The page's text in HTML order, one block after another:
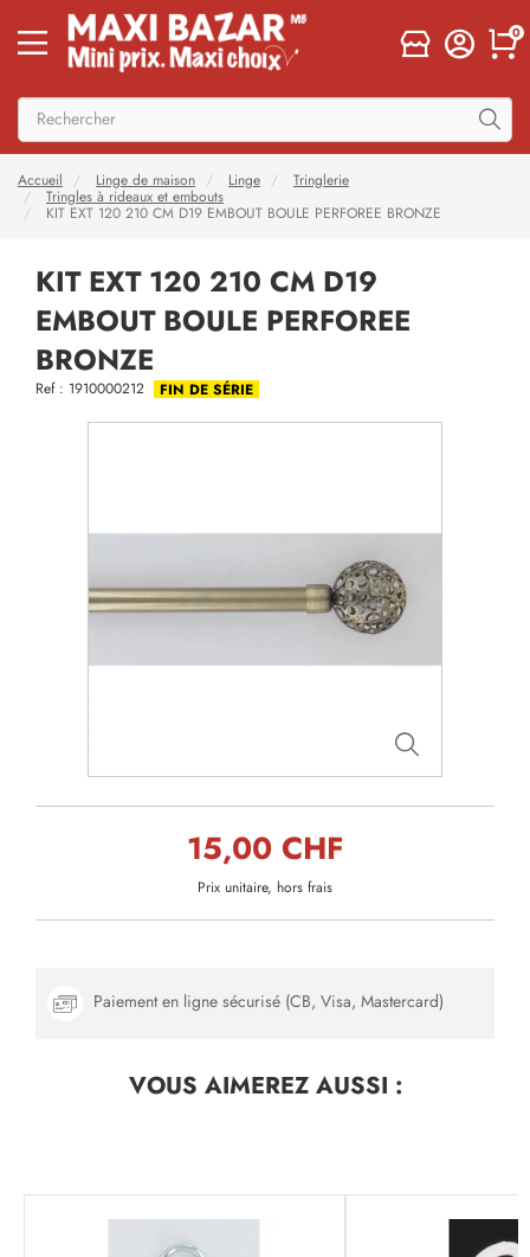
0
Accueil Linge de maison Linge
Tringlerie
Tringles à rideaux et embouts
KIT EXT 120 210 CM D19 EMBOUT BOULE PERFOREE BRONZE
KIT EXT 120 210 CM D19
EMBOUT BOULE PERFOREE
BRONZE
Ref : 1910000212 FIN DE SÉRIE
15,00 CHF
Prix unitaire, hors frais
Paiement en ligne sécurisé (CB, Visa, Mastercard)
VOUS AIMEREZAUSSI :